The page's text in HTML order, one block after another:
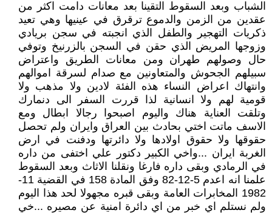
الشباب وبعد السقوط التقينا بعد معانات دامت اكثر من
عقدين من الزمن والدموع ترقرق في عينيها وهي تعيد
ذكريات التهجير والطفل الذي انجبته في سجن بريادي
وزوجها المريض الذي حقن في السجن بالزرنيخ وتوفي
حال وصولهم طهران ومن معانات الطريق واعتراض
سبيلهم الجحوش والمتعاونين مع صدام لسرقة اموالهم
وانتهاك اعراض النساء هذه الفئة لادين ولا مذهب ولا
قومية لهم ولا انسانية لذا قررت السفر الى دنمارك
وتلقت العناية هناك واليوم اصبحوا رجالا ابطال ومع
الاسف ماتت اختي بحادث بين العراق وايران ولم تحصل
حقوقها ولا حقوق اولادها ولا دائرتها ودفنت في ارض
الغربة ايران ...واخي الكبير دكتور علي اختفى من داره
في الرمادي وبقى داره فارغا ونقلنا الاثاث وبعد السقوط
علمنا انه اعدم 5-12-82 وفق المادة 158 في القضية 11-
1982 المخابرات العامة وبقى قبره مجهولا لحد هذا اليوم
ولم نستلم اي خبر من اي دائرة امنية عن مصيره ...خي